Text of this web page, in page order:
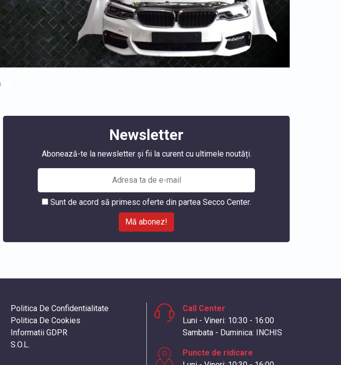
Newsletter
Abonează-te la newsletter și fii la curent cu ultimele noutăți.
Sunt de acord să primesc oferte din partea Secco Center.
Mă abonez!
Politica De Confidentialitate
Politica De Cookies
Informatii GDPR
S.O.L.
Call Center
Luni - Vineri: 10:30 - 16:00
Sambata - Duminica: INCHIS
Puncte de ridicare